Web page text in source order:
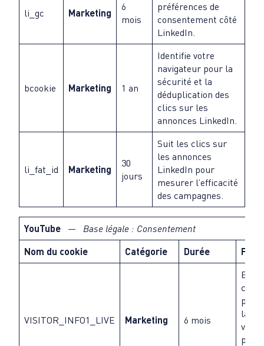
li_gc Marketing
6
mois
préférences de
consentement côté
LinkedIn.
bcookie Marketing 1 an
Identifie votre
navigateur pour la
sécurité et la
déduplication des
clics sur les
annonces LinkedIn.
li_fat_id Marketing
30
jours
Suit les clics sur
les annonces
LinkedIn pour
mesurer l’efficacité
des campagnes.
YouTube — Base légale : Consentement
Nom du cookie Catégorie Durée
VISITOR_INFO1_LIVE Marketing 6 mois
pour
la